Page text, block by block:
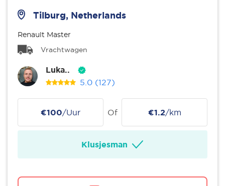
Tilburg, Netherlands
Renault Master
Vrachtwagen
Luka..
5.0 (127)
€100/Uur Of €1.2/km
Klusjesman